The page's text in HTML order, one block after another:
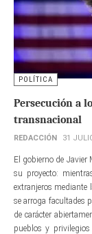
POLÍTICA
Persecución a
transnacional
REDACCIÓN 31
El gobierno de Javier
su proyecto:
extranjeros mediante
se arroga facultades
de carácter
pueblos y